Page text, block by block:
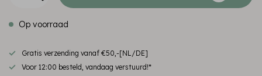
Op voorraad
Gratis verzending vanaf €50,-[NL/DE]
Voor 12:00 besteld, vandaag verstuurd!*